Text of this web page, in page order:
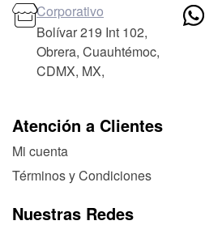
Atención a Clientes
Mi cuenta
Términos y Condiciones
Nuestras Redes
Corporativo
Bolívar 219 Int 102,
Obrera, Cuauhtémoc,
CDMX, MX,